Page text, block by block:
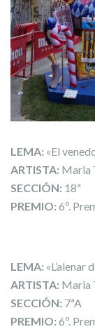
LEMA: «El
ARTISTA: Maria
SECCIÓN: 18ª
PREMIO: 6º.
LEMA: «L’alenar
ARTISTA: Maria
SECCIÓN: 7ªA
PREMIO: 6º.